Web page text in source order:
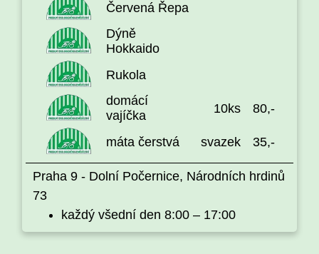
Červená Řepa
Dýně
Hokkaido
Rukola
domácí
vajíčka
10ks 80,-
máta čerstvá svazek 35,-
Praha 9 - Dolní Počernice, Národních hrdinů
73
každý všední den 8:00 – 17:00